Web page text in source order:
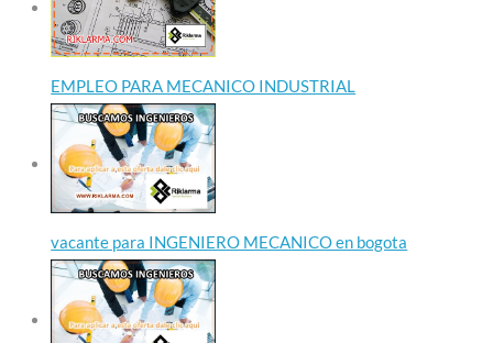
EMPLEO PARA MECANICO INDUSTRIAL
vacante para INGENIERO MECANICO en bogota